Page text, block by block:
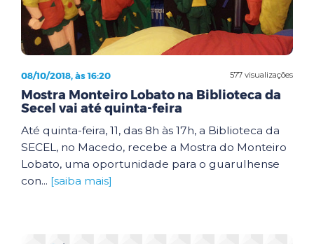
577 visualizações
08/10/2018, às 16:20
Mostra Monteiro Lobato na Biblioteca da
Secel vai até quinta-feira
Até quinta-feira, 11, das 8h às 17h, a Biblioteca da
SECEL, no Macedo, recebe a Mostra do Monteiro
Lobato, uma oportunidade para o guarulhense
con... [saiba mais]